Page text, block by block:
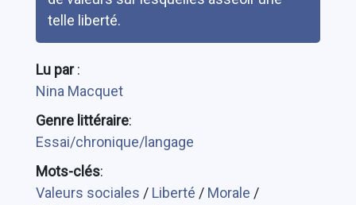
telle liberté.
Lu par:
Nina Macquet
Genre littéraire:
Essai/chronique/langage
Mots-clés:
Valeurs sociales / Liberté / Morale /